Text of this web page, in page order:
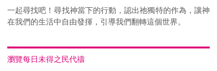
一起尋找吧！尋找神當下的行動，認出祂獨特的作為，讓神
在我們的生活中自由發揮，引導我們翻轉這個世界。
瀏覽每日未得之民代禱